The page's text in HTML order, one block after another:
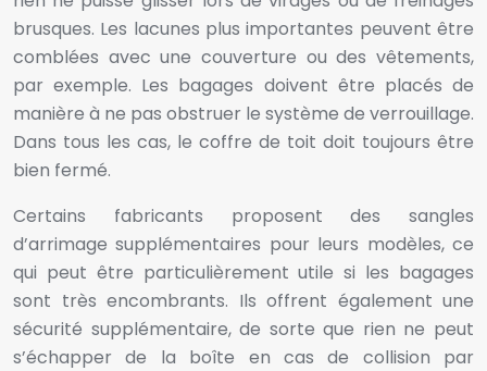
brusques. Les lacunes plus importantes peuvent être
comblées avec une couverture ou des vêtements,
par exemple. Les bagages doivent être placés de
manière à ne pas obstruer le système de verrouillage.
Dans tous les cas, le coffre de toit doit toujours être
bien fermé.
Certains fabricants proposent des sangles
d’arrimage supplémentaires pour leurs modèles, ce
qui peut être particulièrement utile si les bagages
sont très encombrants. Ils offrent également une
sécurité supplémentaire, de sorte que rien ne peut
s’échapper de la boîte en cas de collision par